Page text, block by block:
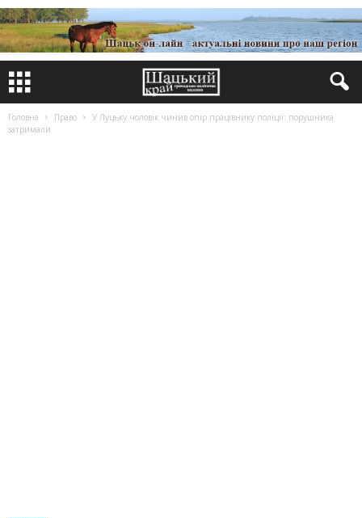
Головна Право
У Луцьку чоловік чинив опір працівнику поліції: порушника
затримали